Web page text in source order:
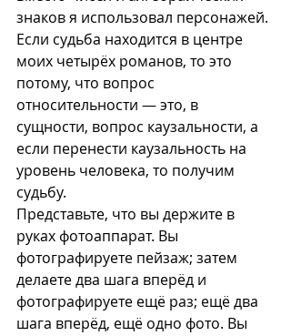
знаков я использовал персонажей.
Если судьба находится в центре
моих четырёх романов, то это
потому, что вопрос
относительности — это, в
сущности, вопрос каузальности, а
если перенести каузальность на
уровень человека, то получим
судьбу.
Представьте, что вы держите в
руках фотоаппарат. Вы
фотографируете пейзаж; затем
делаете два шага вперёд и
фотографируете ещё раз; ещё два
шага вперёд, ещё одно фото. Вы